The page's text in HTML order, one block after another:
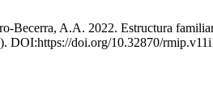
Becerra, A.A. 2022. Estructura
DOI:https://doi.org/10.32870/